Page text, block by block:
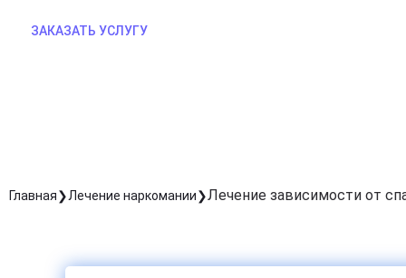
ЗАКАЗАТЬ УСЛУГУ
Главная Лечение наркомании Лечение зависимости от